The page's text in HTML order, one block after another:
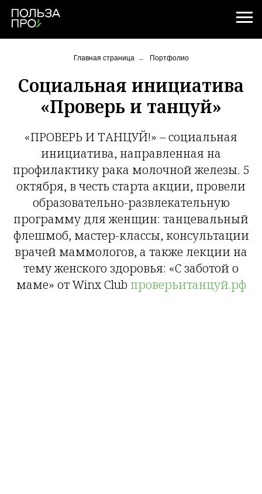
Главная страница → Портфолио
Социальная инициатива
«Проверь и танцуй»
«ПРОВЕРЬ И ТАНЦУЙ!» – социальная
инициатива, направленная на
профилактику рака молочной железы. 5
октября, в честь старта акции, провели
образовательно-развлекательную
программу для женщин: танцевальный
флешмоб, мастер-классы, консультации
врачей маммологов, а также лекции на
тему женского здоровья: «С заботой о
маме» от Winx Club проверьитанцуй.рф